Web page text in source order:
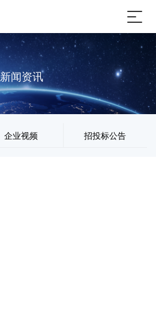
新闻资讯
企业视频 招投标公告